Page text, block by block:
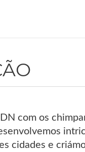
com os
cidades e